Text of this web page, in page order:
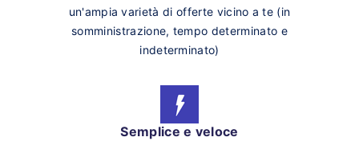
un'ampia varietà di offerte vicino a te (in
somministrazione, tempo determinato e
indeterminato)
Semplice e veloce